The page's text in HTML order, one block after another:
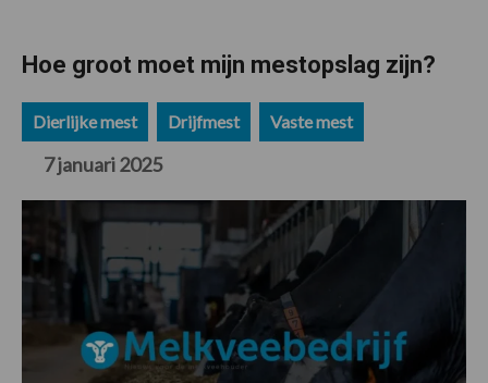
Hoe groot moet mijn mestopslag zijn?
Dierlijke mest Drijfmest Vaste mest
7 januari 2025